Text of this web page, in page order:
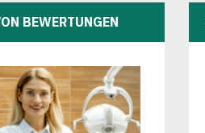
BEWERTUNGEN